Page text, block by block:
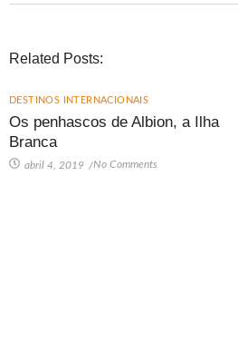
Related Posts:
DESTINOS INTERNACIONAIS
Os penhascos de Albion, a Ilha
Branca
abril 4, 2019 /No Comments